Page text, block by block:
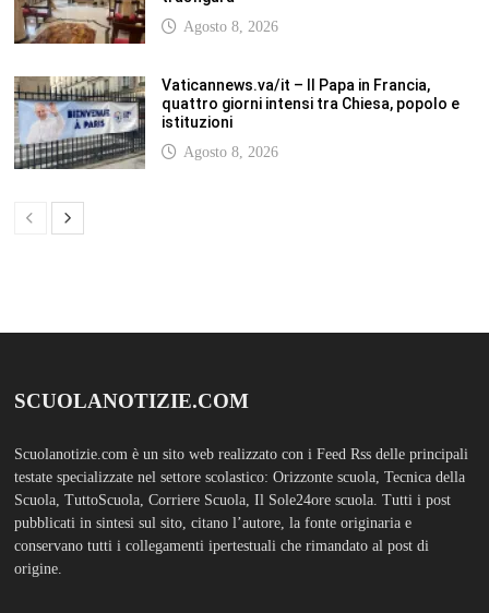
Agosto 8, 2026
Vaticannews.va/it – Il Papa in Francia,
quattro giorni intensi tra Chiesa, popolo e
istituzioni
Agosto 8, 2026
SCUOLANOTIZIE.COM
Scuolanotizie.com è un sito web realizzato con i Feed Rss delle principali
testate specializzate nel settore scolastico: Orizzonte scuola, Tecnica della
Scuola, TuttoScuola, Corriere Scuola, Il Sole24ore scuola. Tutti i post
pubblicati in sintesi sul sito, citano l’autore, la fonte originaria e
conservano tutti i collegamenti ipertestuali che rimandato al post di
origine.